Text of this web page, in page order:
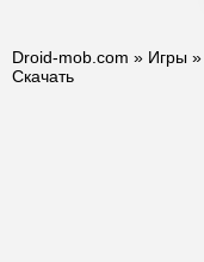
Droid-mob.com » Игры »
Скачать